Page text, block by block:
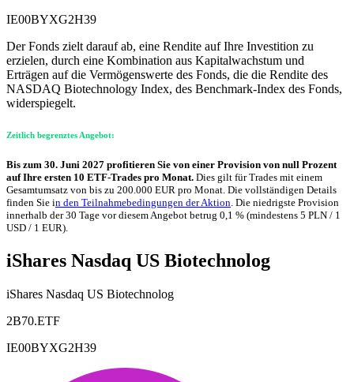
IE00BYXG2H39
Der Fonds zielt darauf ab, eine Rendite auf Ihre Investition zu
erzielen, durch eine Kombination aus Kapitalwachstum und
Erträgen auf die Vermögenswerte des Fonds, die die Rendite des
NASDAQ Biotechnology Index, des Benchmark-Index des Fonds,
widerspiegelt.
Zeitlich begrenztes Angebot:
Bis zum 30. Juni 2027 profitieren Sie von einer Provision von null Prozent
auf Ihre ersten 10 ETF-Trades pro Monat. Dies gilt für Trades mit einem
Gesamtumsatz von bis zu 200.000 EUR pro Monat. Die vollständigen Details
finden Sie in den Teilnahmebedingungen der Aktion. Die niedrigste Provision
innerhalb der 30 Tage vor diesem Angebot betrug 0,1 % (mindestens 5 PLN / 1
USD / 1 EUR).
iShares Nasdaq US Biotechnolog
iShares Nasdaq US Biotechnolog
2B70.ETF
IE00BYXG2H39